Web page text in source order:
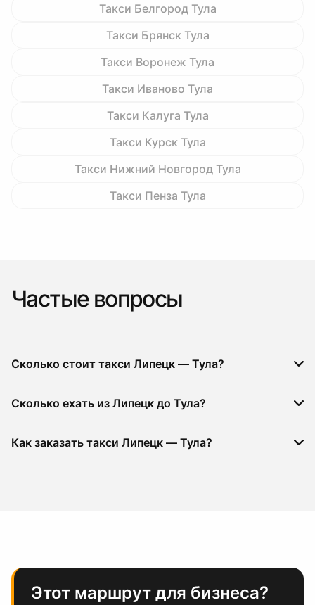
Такси Белгород Тула
Такси Брянск Тула
Такси Воронеж Тула
Такси Иваново Тула
Такси Калуга Тула
Такси Курск Тула
Такси Нижний Новгород Тула
Такси Пенза Тула
Частые вопросы
Сколько стоит такси Липецк — Тула?
Сколько ехать из Липецк до Тула?
Как заказать такси Липецк — Тула?
Этот маршрут для бизнеса?